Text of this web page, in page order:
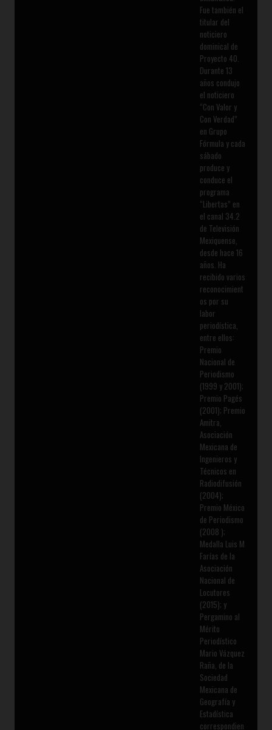
Fue también el
titular del
noticiero
dominical de
Proyecto 40.
Durante 13
años condujo
el noticiero
“Con Valor y
Con Verdad”
en Grupo
Fórmula y cada
sábado
produce y
conduce el
programa
“Libertas” en
el canal 34.2
de Televisión
Mexiquense,
desde hace 16
años. Ha
recibido varios
reconocimient
os por su
labor
periodística,
entre ellos:
Premio
Nacional de
Periodismo
(1999 y 2001);
Premio Pagés
(2001); Premio
Amitra,
Asociación
Mexicana de
Ingenieros y
Técnicos en
Radiodifusión
(2004);
Premio México
de Periodismo
(2008 );
Medalla Luis M
Farías de la
Asociación
Nacional de
Locutores
(2015); y
Pergamino al
Mérito
Periodístico
Mario Vázquez
Raña, de la
Sociedad
Mexicana de
Geografía y
Estadística
correspondien